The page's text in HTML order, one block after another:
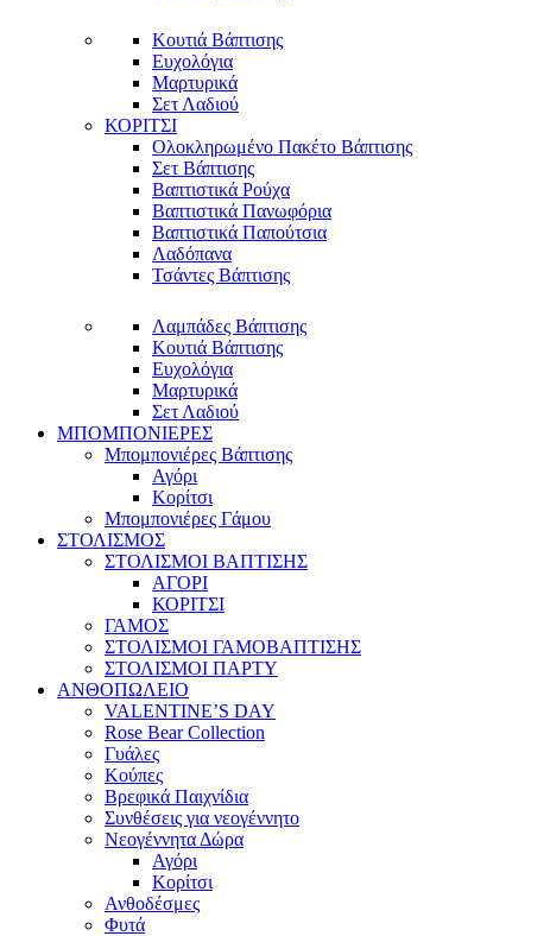
Κουτιά Βάπτισης
Ευχολόγια
Μαρτυρικά
Σετ Λαδιού
ΚΟΡΙΤΣΙ
Ολοκληρωμένο Πακέτο Βάπτισης
Σετ Βάπτισης
Βαπτιστικά Ρούχα
Βαπτιστικά Πανωφόρια
Βαπτιστικά Παπούτσια
Λαδόπανα
Τσάντες Βάπτισης
Λαμπάδες Βάπτισης
Κουτιά Βάπτισης
Ευχολόγια
Μαρτυρικά
Σετ Λαδιού
ΜΠΟΜΠΟΝΙΕΡΕΣ
Μπομπονιέρες Βάπτισης
Αγόρι
Κορίτσι
Μπομπονιέρες Γάμου
ΣΤΟΛΙΣΜΟΣ
ΣΤΟΛΙΣΜΟΙ ΒΑΠΤΙΣΗΣ
ΑΓΟΡΙ
ΚΟΡΙΤΣΙ
ΓΑΜΟΣ
ΣΤΟΛΙΣΜΟΙ ΓΑΜΟΒΑΠΤΙΣΗΣ
ΣΤΟΛΙΣΜΟΙ ΠΑΡΤΥ
ΑΝΘΟΠΩΛΕΙΟ
VALENTINE’S DAY
Rose Bear Collection
Γυάλες
Κούπες
Βρεφικά Παιχνίδια
Συνθέσεις για νεογέννητο
Νεογέννητα Δώρα
Αγόρι
Κορίτσι
Ανθοδέσμες
Φυτά